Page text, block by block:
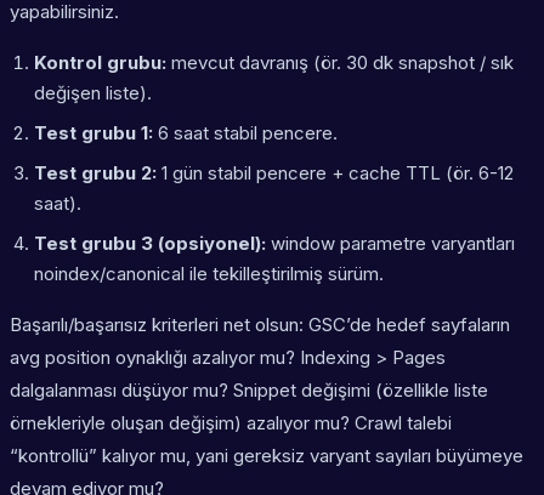
yapabilirsiniz.
Kontrol grubu: mevcut davranış (ör. 30 dk snapshot / sık
değişen liste).
Test grubu 1: 6 saat stabil pencere.
Test grubu 2: 1 gün stabil pencere + cache TTL (ör. 6-12
saat).
Test grubu 3 (opsiyonel): window parametre varyantları
noindex/canonical ile tekilleştirilmiş sürüm.
Başarılı/başarısız kriterleri net olsun: GSC’de hedef sayfaların
avg position oynaklığı azalıyor mu? Indexing > Pages
dalgalanması düşüyor mu? Snippet değişimi (özellikle liste
örnekleriyle oluşan değişim) azalıyor mu? Crawl talebi
“kontrollü” kalıyor mu, yani gereksiz varyant sayıları büyümeye
devam ediyor mu?